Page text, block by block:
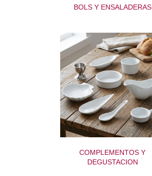
BOLS Y ENSALADERAS
COMPLEMENTOS Y
DEGUSTACION